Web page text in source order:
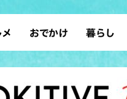
ン 沖縄そば
ウト カフェ
おでかけ
デート
散歩
暮らし
レシピ
ファッショ